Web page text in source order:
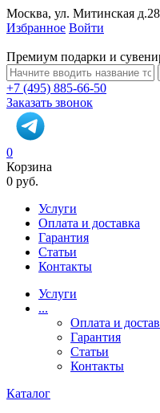
Москва, ул. Митинская
Избранное Войти
Премиум подарки и
+7 (495) 885-66-50
Заказать звонок
0
Корзина
0 руб.
Услуги
Оплата и доставка
Гарантия
Статьи
Контакты
Услуги
...
Оплата и
Гарантия
Статьи
Контакты
Каталог